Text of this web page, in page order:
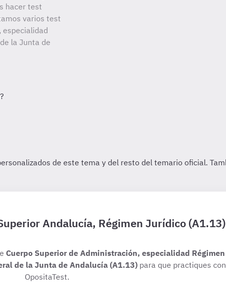
hacer test
varios test
especialidad
la Junta de
Andalucía, Régimen Jurídico (A1.13)
Cuerpo Superior de Administración, especialidad Régimen
de la Junta de Andalucía (A1.13) para que practiques con
OpositaTest.